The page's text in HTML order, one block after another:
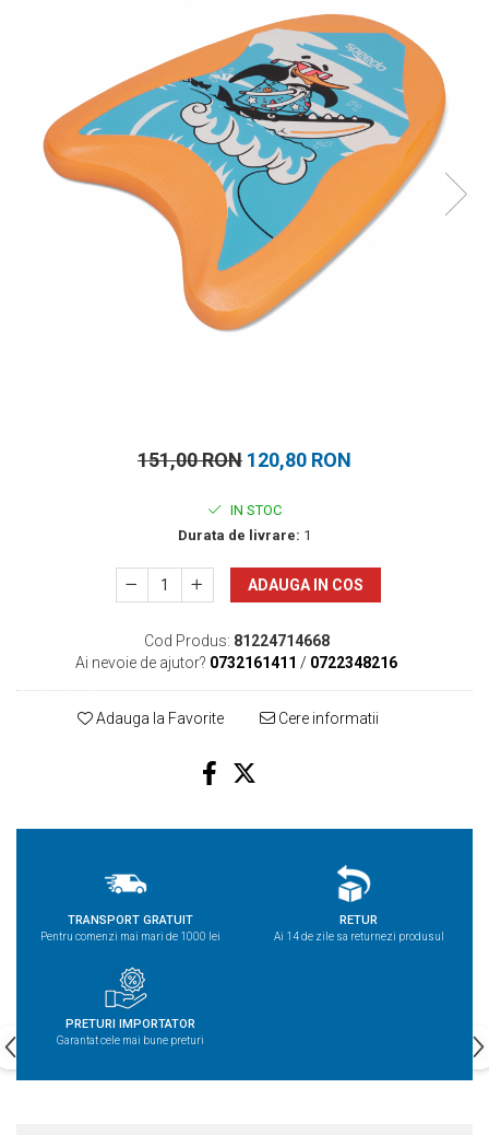
Genti si rucsacuri
Tricouri, pantaloni, bluze
Costume profesionale inot
151,00 RON 120,80 RON
IN STOC
Durata de livrare: 1
ADAUGA IN COS
Cod Produs: 81224714668
Ai nevoie de ajutor? 0732161411 / 0722348216
Adauga la Favorite Cere informatii
TRANSPORT GRATUIT
Pentru comenzi mai mari de 1000 lei
RETUR
Ai 14 de zile sa returnezi produsul
PRETURI IMPORTATOR
Garantat cele mai bune preturi